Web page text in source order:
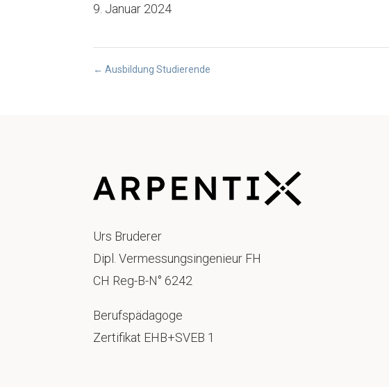
9. Januar 2024
← Ausbildung Studierende
Urs Bruderer
Dipl. Vermessungsingenieur FH
CH Reg-B-N° 6242
Berufspädagoge
Zertifikat EHB+SVEB 1